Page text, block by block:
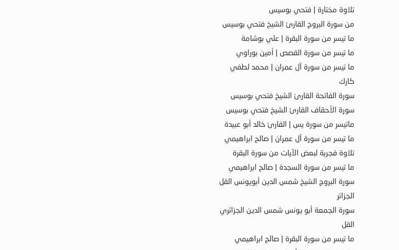
تلاوة مختارة | فتحي بوسيس
من سورة البروج القارئ الشيخ فتحي بوسيس
ما تيسر من سورة البقرة | علي بوشامة
ما تيسر من سورة القصص | أمين بوراوي
ما تيسر من سورة آل عمران | محمد لطفي
كارك
سورة الفاتحة القارئ الشيخ فتحي بوسيس
سورة الأحقاف القارئ الشيخ فتحي بوسيس
ماتيسر من سورة يس | القارئ خالد أبو عبيدة
ما تيسر من سورة آل عمران | صالح ابراهيمي
تلاوة فجرية لبعض الآيات من سورة البقرة
ما تيسر من سورة السجدة | صالح ابراهيمي
سورة البروج الشيخ شمس الدين أبويونس القل
الجزائر
سورة الجمعة أبو يونس شمس الدين الجزائري
القل
ما تيسر من سورة البقرة | صالح ابراهيمي